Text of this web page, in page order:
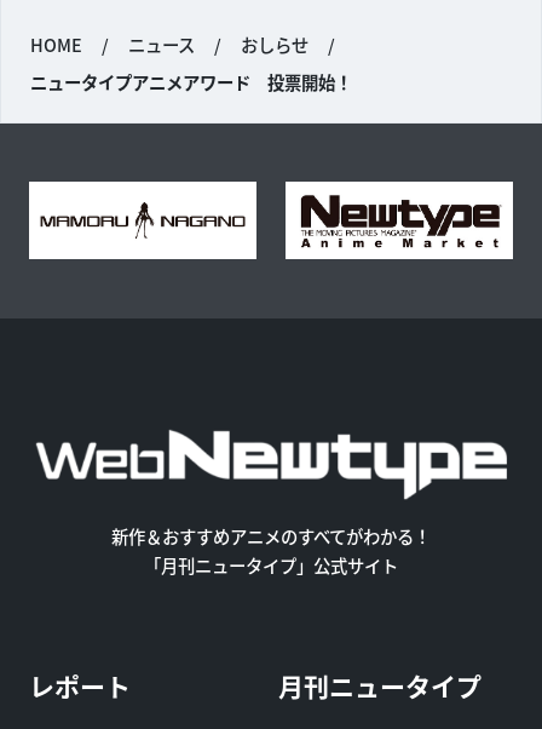
HOME / ニュース / おしらせ
/
ニュータイプアニメアワード 投票開始！
新作＆おすすめアニメのすべてがわかる！
「月刊ニュータイプ」公式サイト
レポート
月刊ニュータイプ